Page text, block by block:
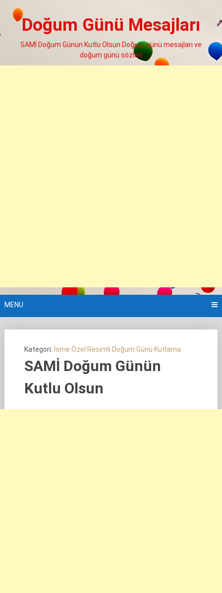
Doğum Günü Mesajları
SAMİ Doğum Günün Kutlu Olsun Doğum günü mesajları ve
doğum günü sözleri
MENU
Kategori: İsme Özel Resimli Doğum Günü Kutlama
SAMİ Doğum Günün
Kutlu Olsun